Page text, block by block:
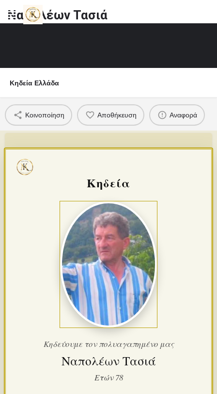
Ναπολέων Τασιά
Κηδεία Ελλάδα
Κοινοποίηση Αποθήκευση Αναφορά
Κηδεία
Κηδεύουμε τον πολυαγαπημένο μας
Ναπολέων Τασιά
Ετών 78